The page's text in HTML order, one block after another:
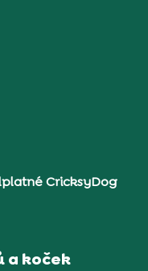
CricksyDog
a koček